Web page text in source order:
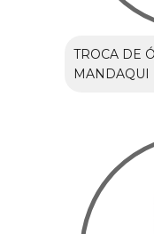
TROCA DE
MANDAQUI